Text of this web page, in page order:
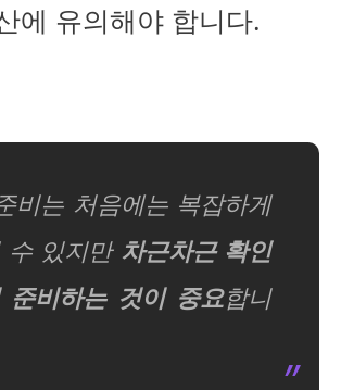
에 유의해야 합니다.
비는 처음에는 복잡하게
수 있지만 차근차근 확인
준비하는 것이 중요합니